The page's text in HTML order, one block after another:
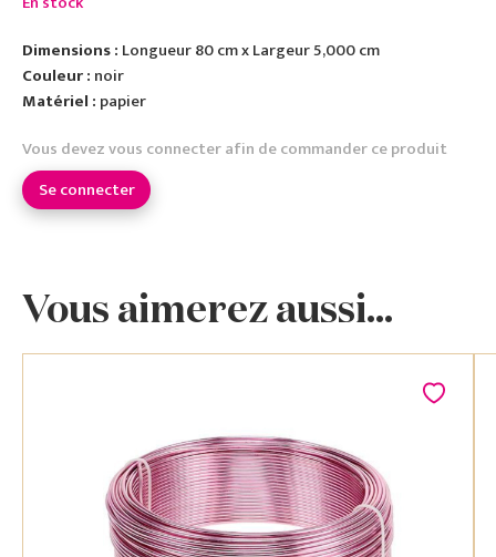
Dimensions : Longueur 80 cm x Largeur 5,000 cm
Couleur : noir
Matériel : papier
Vous devez vous connecter afin de commander ce produit
Se connecter
Vous aimerez aussi...